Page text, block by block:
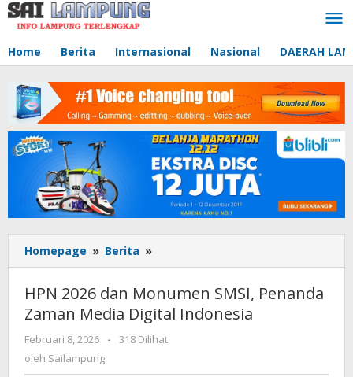
Lewati
Home Berita Internasional Nasional DAERAH
Homepage » Berita »
2026
Monumen
SMSI,
Penanda
HPN 2026 dan Monumen SMSI, Penanda
Zaman Media Digital Indonesia
Februari 8, 2026
oleh
-
318 Dilihat
oleh Sailampung